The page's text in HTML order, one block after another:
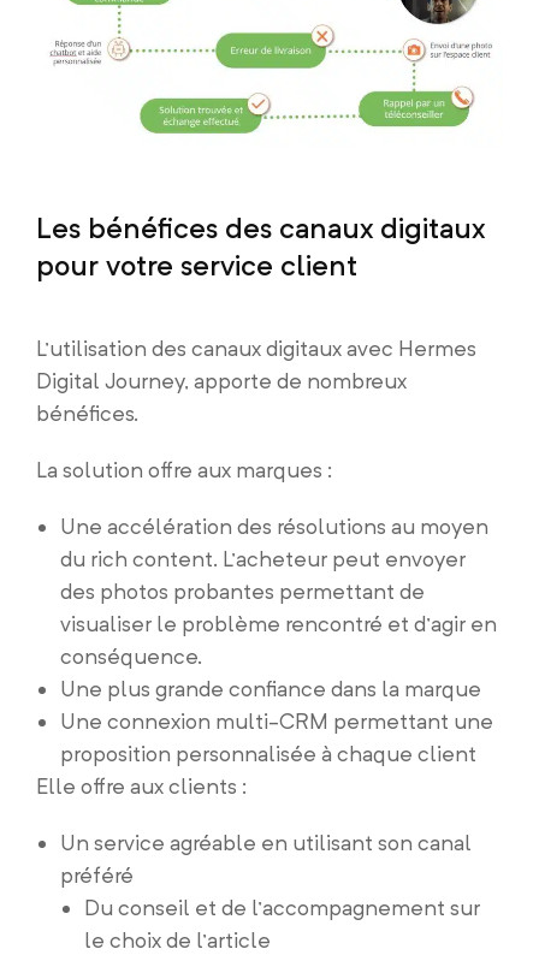
Les bénéfices des canaux digitaux
pour votre service client
L’utilisation des canaux digitaux avec Hermes
Digital Journey, apporte de nombreux
bénéfices.
La solution offre aux marques :
Une accélération des résolutions au moyen
du rich content. L’acheteur peut envoyer
des photos probantes permettant de
visualiser le problème rencontré et d’agir en
conséquence.
Une plus grande confiance dans la marque
Une connexion multi-CRM permettant une
proposition personnalisée à chaque client
Elle offre aux clients :
Un service agréable en utilisant son canal
préféré
Du conseil et de l’accompagnement sur
le choix de l’article